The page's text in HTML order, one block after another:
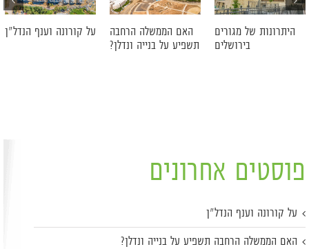
על קורונה וענף הנדל"ן
האם הממשלה הרחבה
תשפיע על בנייה ונדלן?
היתרונות של מגורים
בירושלים
פוסטים אחרונים
על קורונה וענף הנדל"ן
האם הממשלה הרחבה תשפיע על בנייה ונדלן?